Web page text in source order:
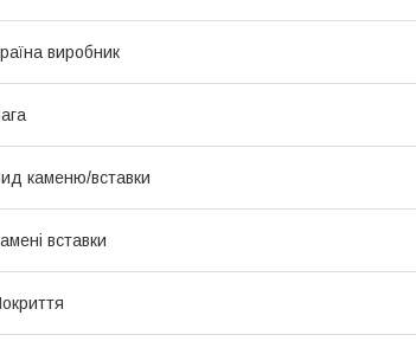
виробник
каменю/вставки
вставки